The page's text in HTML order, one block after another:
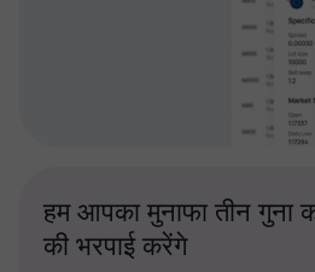
हम आपका मुनाफा तीन
की भरपाई करेंगे